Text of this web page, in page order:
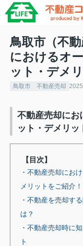
鳥取市（不
におけるオ
ット・デメ
鳥取市 不動産売却
不動産売却にお
ット・デメリッ
【目次】
・不動産売却にお
メリットをご紹介！
・不動産を売却す
は？
・不動産売却時に
ト